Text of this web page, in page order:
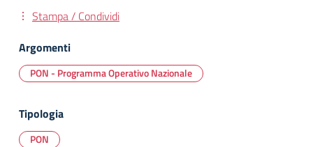
Stampa / Condividi
Argomenti
PON - Programma Operativo Nazionale
Tipologia
PON